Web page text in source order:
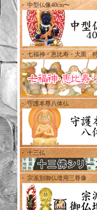
・ 中型仏像40cm〜
・ 七福神・恵比寿・大黒
・ 守護本尊八体仏
・ 十三仏
・ 宗派別御仏壇用三尊像